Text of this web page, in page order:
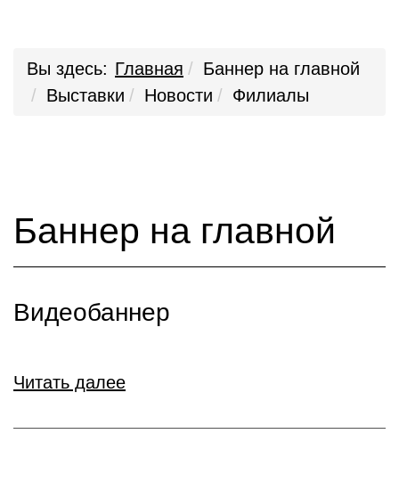
Вы здесь: Главная
Баннер на главной
Выставки
Новости Филиалы
Баннер на главной
Видеобаннер
Читать далее